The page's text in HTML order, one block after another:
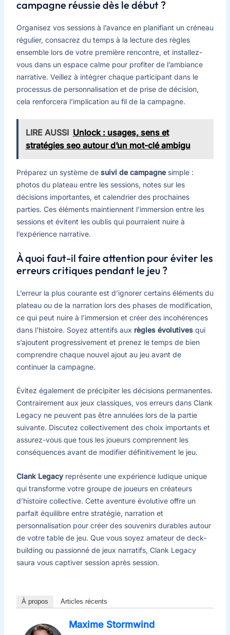
campagne réussie dès le début ?
Organisez vos sessions à l’avance en planifiant un créneau
régulier, consacrez du temps à la lecture des règles
ensemble lors de votre première rencontre, et installez-
vous dans un espace calme pour profiter de l’ambiance
narrative. Veillez à intégrer chaque participant dans le
processus de personnalisation et de prise de décision,
cela renforcera l’implication au fil de la campagne.
LIRE AUSSI Unlock : usages, sens et
stratégies seo autour d’un mot-clé ambigu
Préparez un système de suivi de campagnesimple :
photos du plateau entre les sessions, notes sur les
décisions importantes, et calendrier des prochaines
parties. Ces éléments maintiennent l’immersion entre les
sessions et évitent les oublis qui pourraient nuire à
l’expérience narrative.
À quoi faut-il faire attention pour éviter les
erreurs critiques pendant le jeu ?
L’erreur la plus courante est d’ignorer certains éléments du
plateau ou de la narration lors des phases de modification,
ce qui peut nuire à l’immersion et créer des incohérences
dans l’histoire. Soyez attentifs aux règles évolutivesqui
s’ajoutent progressivement et prenez le temps de bien
comprendre chaque nouvel ajout au jeu avant de
continuer la campagne.
Évitez également de précipiter les décisions permanentes.
Contrairement aux jeux classiques, vos erreurs dans Clank
Legacy ne peuvent pas être annulées lors de la partie
suivante. Discutez collectivement des choix importants et
assurez-vous que tous les joueurs comprennent les
conséquences avant de modifier définitivement le jeu.
Clank Legacyreprésente une expérience ludique unique
qui transforme votre groupe de joueurs en créateurs
d’histoire collective. Cette aventure évolutive offre un
parfait équilibre entre stratégie, narration et
personnalisation pour créer des souvenirs durables autour
de votre table de jeu. Que vous soyez amateur de deck-
building ou passionné de jeux narratifs, Clank Legacy
saura vous captiver session après session.
À propos Articles récents
Maxime Stormwind